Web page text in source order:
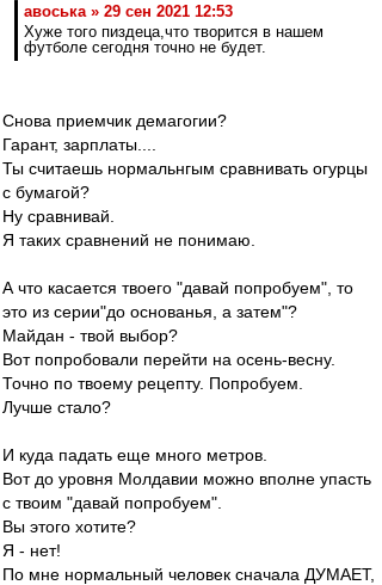
авоська » 29 сен 2021 12:53
Хуже того пиздеца,что творится в нашем
футболе сегодня точно не будет.
Снова приемчик демагогии?
Гарант, зарплаты....
Ты считаешь нормальнгым сравнивать огурцы
с бумагой?
Ну сравнивай.
Я таких сравнений не понимаю.
А что касается твоего "давай попробуем", то
это из серии"до основанья, а затем"?
Майдан - твой выбор?
Вот попробовали перейти на осень-весну.
Точно по твоему рецепту. Попробуем.
Лучше стало?
И куда падать еще много метров.
Вот до уровня Молдавии можно вполне упасть
с твоим "давай попробуем".
Вы этого хотите?
Я - нет!
По мне нормальный человек сначала ДУМАЕТ,